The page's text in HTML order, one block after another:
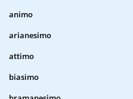
animo
arianesimo
attimo
biasimo